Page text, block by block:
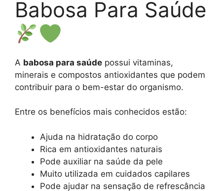
Babosa Para Saúde
A babosa para saúde possui vitaminas,
minerais e compostos antioxidantes que podem
contribuir para o bem-estar do organismo.
Entre os benefícios mais conhecidos estão:
Ajuda na hidratação do corpo
Rica em antioxidantes naturais
Pode auxiliar na saúde da pele
Muito utilizada em cuidados capilares
Pode ajudar na sensação de refrescância